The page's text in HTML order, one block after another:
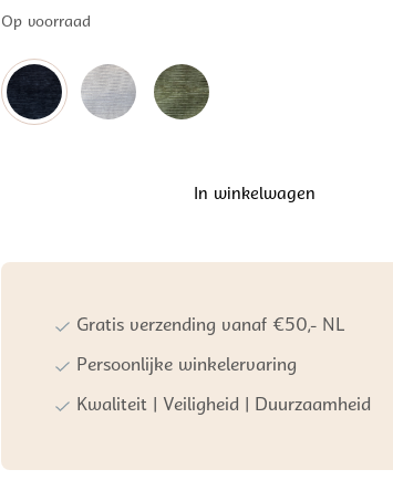
Op voorraad
In winkelwagen
Gratis verzending vanaf €50,- NL
Persoonlijke winkelervaring
Kwaliteit | Veiligheid | Duurzaamheid